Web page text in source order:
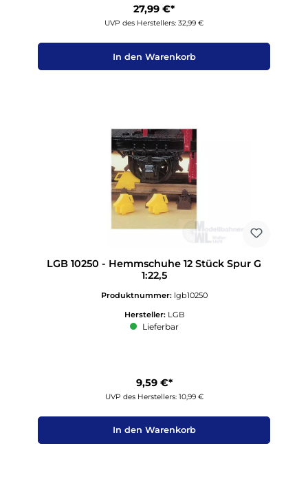
27,99 €*
UVP des Herstellers: 32,99 €
In den Warenkorb
LGB 10250 - Hemmschuhe 12 Stück Spur G
1:22,5
Produktnummer: lgb10250
Hersteller: LGB
Lieferbar
9,59 €*
UVP des Herstellers: 10,99 €
In den Warenkorb